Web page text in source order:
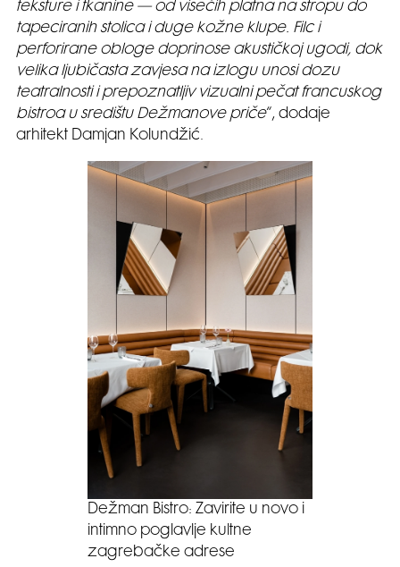
teksture i tkanine — od visećih platna na stropu do
tapeciranih stolica i duge kožne klupe. Filc i
perforirane obloge doprinose akustičkoj ugodi, dok
velika ljubičasta zavjesa na izlogu unosi dozu
teatralnosti i prepoznatljiv vizualni pečat francuskog
bistroa u središtu Dežmanove priče“, dodaje
arhitekt Damjan Kolundžić.
Dežman Bistro: Zavirite u novo i
intimno poglavlje kultne
zagrebačke adrese